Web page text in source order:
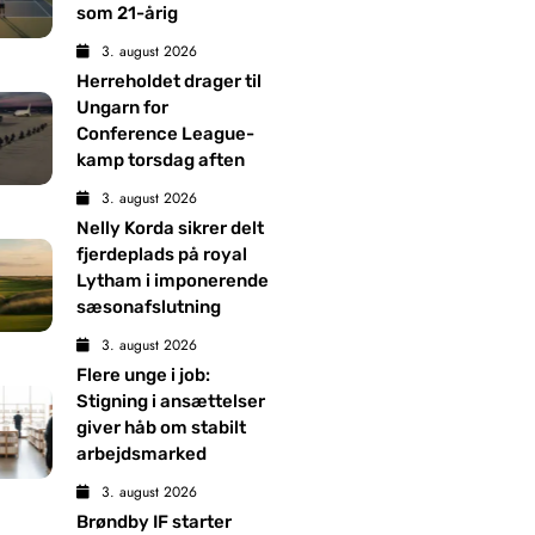
som 21-årig
3. august 2026
Herreholdet drager til
Ungarn for
Conference League-
kamp torsdag aften
3. august 2026
Nelly Korda sikrer delt
fjerdeplads på royal
Lytham i imponerende
sæsonafslutning
3. august 2026
Flere unge i job:
Stigning i ansættelser
giver håb om stabilt
arbejdsmarked
3. august 2026
Brøndby IF starter